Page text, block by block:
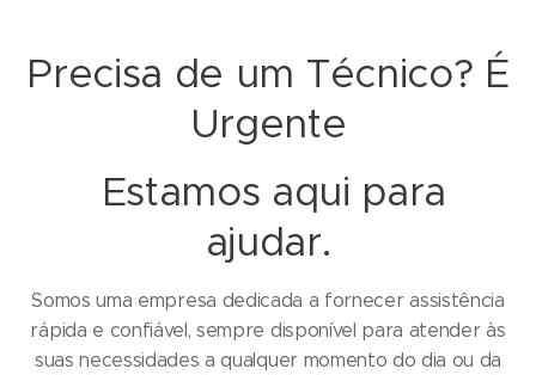
Precisa de um Técnico? É
Urgente
Estamos aqui para
ajudar.
Somos uma empresa dedicada a fornecer assistência
rápida e confiável, sempre disponível para atender às
suas necessidades a qualquer momento do dia ou da